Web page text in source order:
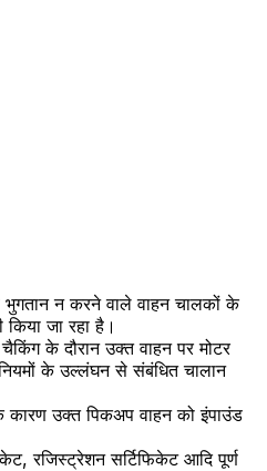
भुगतान न करने वाले वाहन चालकों के
जा रहा है।
के दौरान उक्त वाहन पर मोटर
के उल्लंघन से संबंधित चालान
के कारण उक्त पिकअप वाहन को इंपाउंड
रजिस्ट्रेशन सर्टिफिकेट आदि पूर्ण